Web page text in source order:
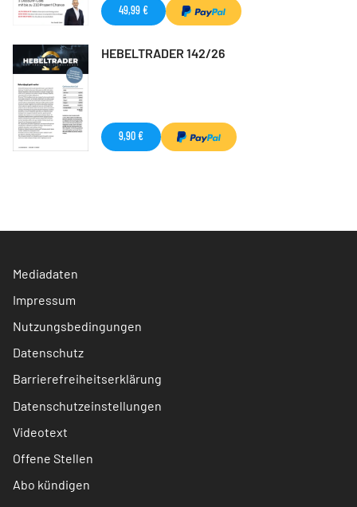
49,99 €
HEBELTRADER 142/26
9,90 €
Mediadaten
Impressum
Nutzungsbedingungen
Datenschutz
Barrierefreiheitserklärung
Datenschutzeinstellungen
Videotext
Offene Stellen
Abo kündigen